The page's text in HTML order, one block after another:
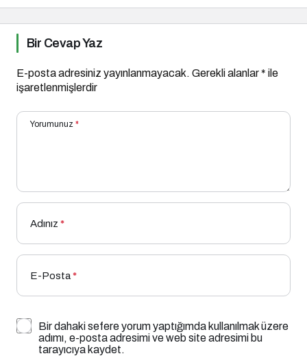
Bir Cevap Yaz
E-posta adresiniz yayınlanmayacak. Gerekli alanlar* ile
işaretlenmişlerdir
Yorumunuz *
Adınız *
E-Posta*
Bir dahaki sefere yorum yaptığımda kullanılmak üzere
adımı, e-posta adresimi ve web site adresimi bu
tarayıcıya kaydet.